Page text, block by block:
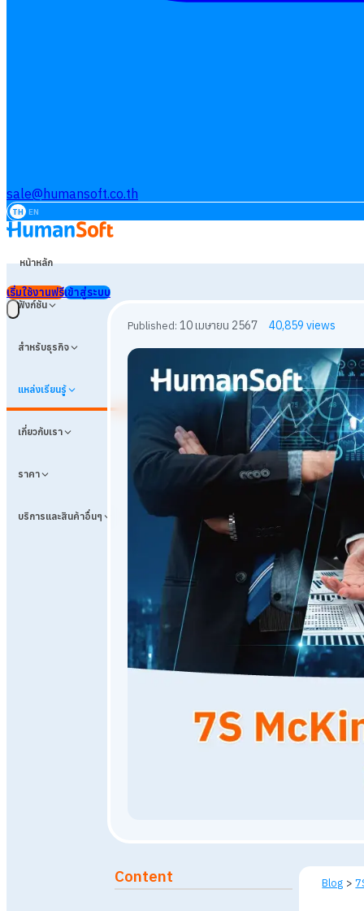
sale@humansoft.co.th
TH EN
หน้าหลัก
ฟังก์ชัน
สำหรับธุรกิจ
แหล่งเรียนรู้
เกี่ยวกับเรา
ราคา
บริการและสินค้าอื่นๆ
เริ่มใช้งานฟรีเข้าสู่ระบบ
Published: 10 เมษายน 2567 40,859